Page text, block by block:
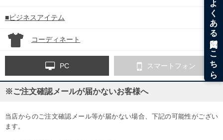
■ビジネスアイテム
コーディネート
PC スマートフォン
※ご注文確認メールが届かないお客様へ
当店からのご注文確認メール等が届かない場合、下記の可能性がござい
ます。